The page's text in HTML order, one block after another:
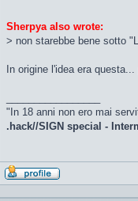
Sherpya also wrote:
> non starebbe bene sotto
In origine l'idea era
"In 18 anni non ero mai
.hack//SIGN special -
Profilo